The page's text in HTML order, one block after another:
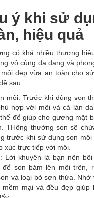
ý khi sử
hiệu quả
có khá nhiều thương
vô cùng đa dạng và
đẹp vừa an toàn cho
sau:
môi: Trước khi dùng son
hợp với môi và cả làn
để giúp cho gương mặt
THông thường son sẽ
trước khi sử dụng son môi
xúc trực tiếp với môi.
Lời khuyên là bạn nên
son bám lên môi trên,
và loại bỏ sơn thừa. Nhờ
mại và đều đẹp giúp